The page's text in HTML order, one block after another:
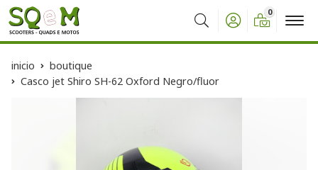
Buscar
0
inicio
boutique
Casco jet Shiro SH-62 Oxford Negro/fluor